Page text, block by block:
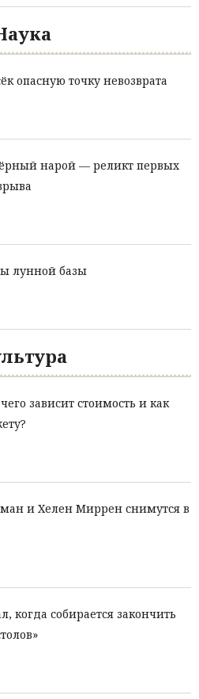
опасную точку невозврата
нарой — реликт первых
лунной базы
зависит стоимость и как
и Хелен Миррен снимутся в
когда собирается закончить